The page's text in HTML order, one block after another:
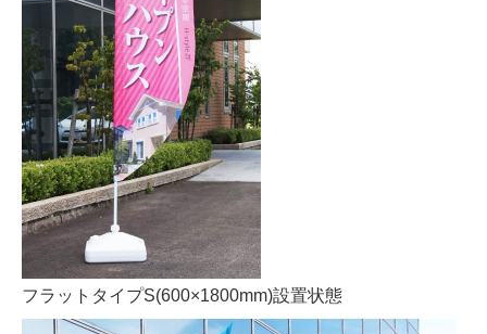
フラットタイプS(600×1800mm)設置状態